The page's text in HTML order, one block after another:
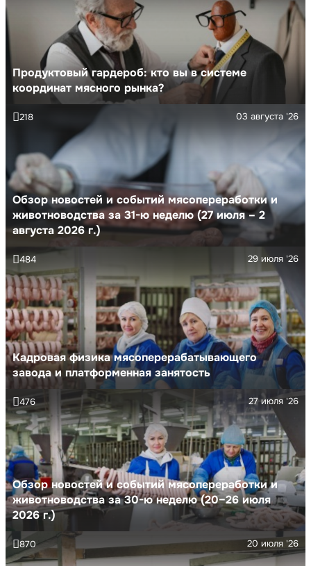
Продуктовый гардероб: кто вы в системе
координат мясного рынка?
Обзор новостей и событий мясопереработки и
животноводства за 31-ю неделю (27 июля – 2
августа 2026 г.)
03 августа '26
218
Кадровая физика мясоперерабатывающего
завода и платформенная занятость
29 июля '26
484
Обзор новостей и событий мясопереработки и
животноводства за 30-ю неделю (20–26 июля
2026 г.)
27 июля '26
476
20 июля '26
870